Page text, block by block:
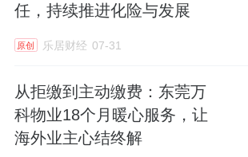
任，持续推进化险与发展
原创 乐居财经 07-31
从拒缴到主动缴费：东莞万
科物业18个月暖心服务，让
海外业主心结终解